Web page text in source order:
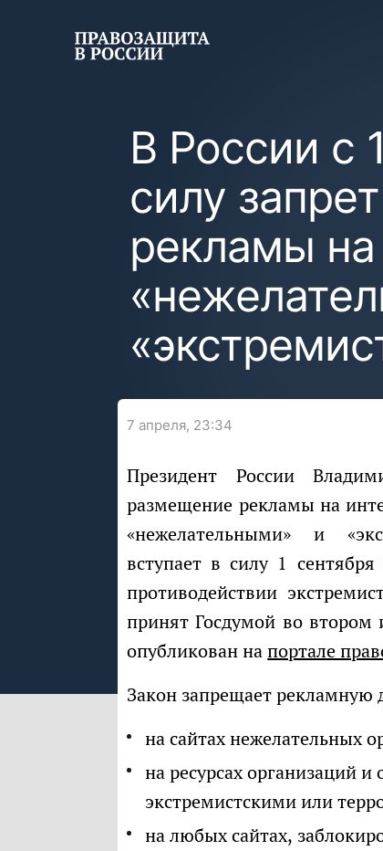
В России с
силу
рекламы
7 апреля, 23:34
Президент России Владимир Путин подписал закон, запрещающий
размещение рекламы на
«нежелательными» и
вступает в силу 1
противодействии
принят Госдумой во втором
опубликован напортале
Закон запрещает рекламную
на сайтах нежелательных
на ресурсах организаций
экстремистскими или
на любых сайтах,